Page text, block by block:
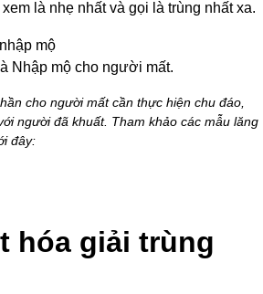
là nhẹ nhất và gọi là trùng nhất xa.
Nhập mộ cho người mất.
cho người mất cần thực hiện chu đáo,
người đã khuất. Tham khảo các mẫu lăng
đây:
hóa giải trùng